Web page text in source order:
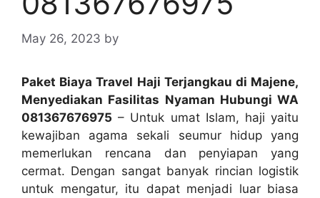
May 26, 2023 by
Paket Biaya Travel Haji Terjangkau di Majene,
Menyediakan Fasilitas Nyaman Hubungi WA
081367676975 – Untuk umat Islam, haji yaitu
kewajiban agama sekali seumur hidup yang
memerlukan rencana dan penyiapan yang
cermat. Dengan sangat banyak rincian logistik
untuk mengatur, itu dapat menjadi luar biasa